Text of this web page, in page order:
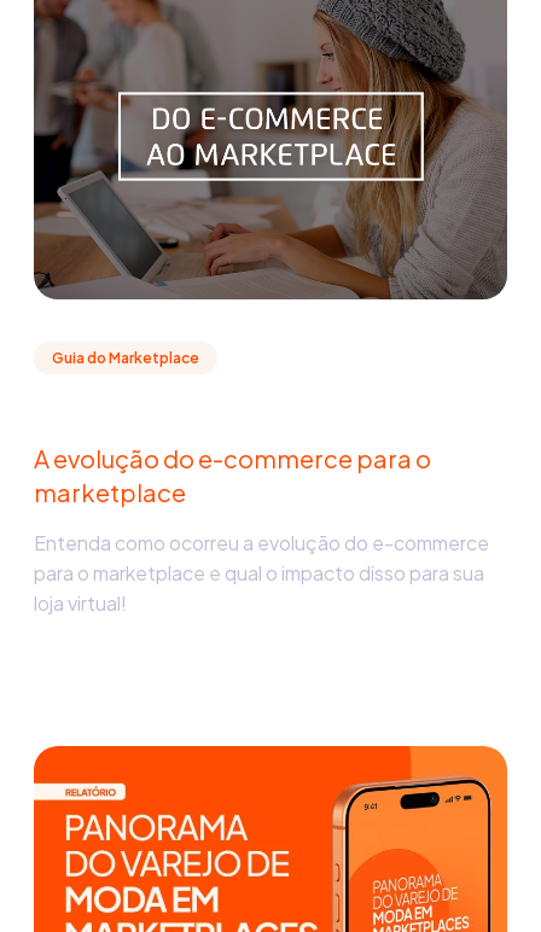
Guia do Marketplace
A evolução do e-commerce para o
marketplace
Entenda como ocorreu a evolução do e-commerce
para o marketplace e qual o impacto disso para sua
loja virtual!